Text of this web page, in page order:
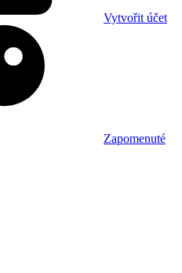
Vytvořit účet
Zapomenuté